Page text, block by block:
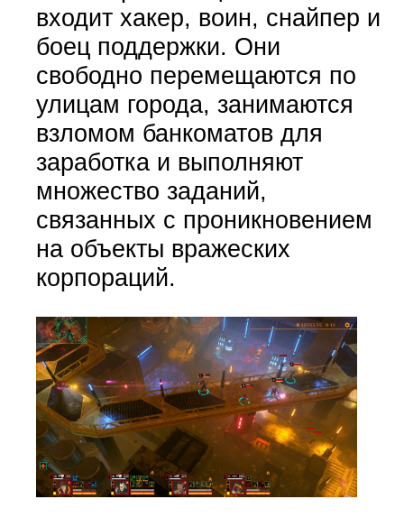
входит хакер, воин, снайпер и
боец поддержки. Они
свободно перемещаются по
улицам города, занимаются
взломом банкоматов для
заработка и выполняют
множество заданий,
связанных с проникновением
на объекты вражеских
корпораций.